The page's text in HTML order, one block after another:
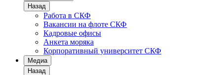
Назад
Работа в СКФ
Вакансии на флоте СКФ
Кадровые офисы
Анкета моряка
Корпоративный университет СКФ
Медиа
Назад